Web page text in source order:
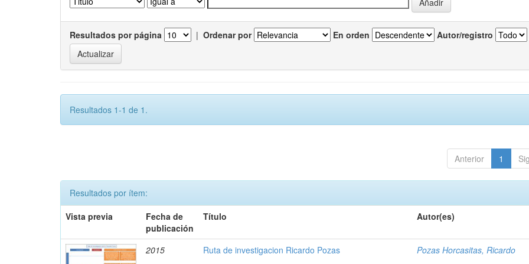
Resultados por página | Ordenar por En orden Autor/registro
Resultados 1-1 de 1.
Anterior 1
Resultados por ítem:
Vista previa
Fecha de
publicación
Título Autor(es)
2015 Ruta de investigacion Ricardo Pozas Pozas Horcasitas, Ricardo